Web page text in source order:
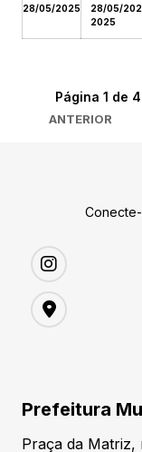
28/05/2025
28/05/
2025
ANTERIOR
Página 1 de
Prefeitura
Praça da Matriz,